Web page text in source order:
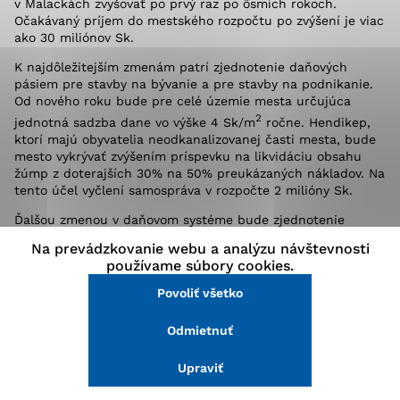
v Malackách zvyšovať po prvý raz po ôsmich rokoch.
Očakávaný príjem do mestského rozpočtu po zvýšení je viac
ako 30 miliónov Sk.
K najdôležitejším zmenám patrí zjednotenie daňových
pásiem pre stavby na bývanie a pre stavby na podnikanie.
Od nového roku bude pre celé územie mesta určujúca
jednotná sadzba dane vo výške 4 Sk/m2 ročne. Hendikep,
ktorí majú obyvatelia neodkanalizovanej časti mesta, bude
mesto vykrývať zvýšením príspevku na likvidáciu obsahu
žúmp z doterajších 30% na 50% preukázaných nákladov. Na
tento účel vyčlení samospráva v rozpočte 2 milióny Sk.
Ďalšou zmenou v daňovom systéme bude zjednotenie
a nebytové priestory v obytných domoch na jednotnú
úroveň 90 Sk/m2 ročne. Zvýšenie sadzby za zastavané
plochy a nádvoria a ostatné pozemky na 7 Sk/m2 ročne sa
rekonštrukciu Továrenskej ulice, podporu športu
Na prevádzkovanie webu a analýzu návštevnosti
používame súbory cookies.
Povoliť všetko
Odmietnuť
Upraviť
stránke a prístup k zabezpečeným oblastiam webovej
stránky. Bez týchto súborov cookie nemôže web
Analytické cookies
Analytické cookies pomáhajú prevádzkovateľovi stránok
pochopiť, ako návštevníci stránok stránku používajú,
aby mohol stránky optimalizovať a ponúknuť im lepšiu
skúsenosť. Všetky dáta sa zbierajú anonymne a nie je
možné ich spojiť s konkrétnou osobou.
Povoliť všetko
Uložiť nastavenia
Viac informácií